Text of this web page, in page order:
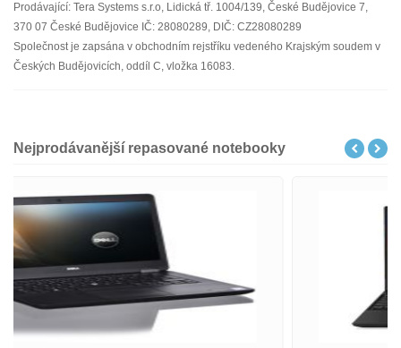
Prodávající: Tera Systems s.r.o, Lidická tř. 1004/139, České Budějovice 7,
370 07 České Budějovice IČ: 28080289, DIČ: CZ28080289
Společnost je zapsána v obchodním rejstříku vedeného Krajským soudem v
Českých Budějovicích, oddíl C, vložka 16083.
Nejprodávanější repasované notebooky